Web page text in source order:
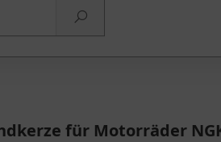
für Motorräder